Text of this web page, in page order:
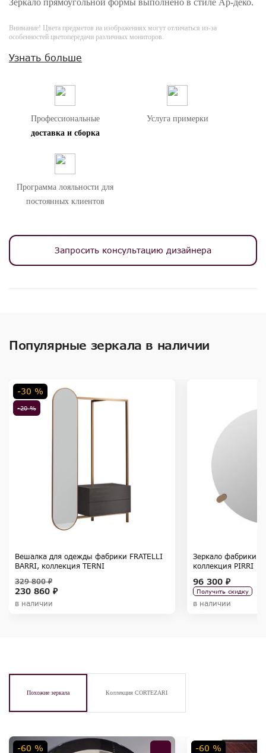
Зеркало прямоугольной формы выполнено в стиле Ар-деко.
Внимание! Цвета предметов на изображениях могут отличаться из-за
особенностей цветопередачи различных мониторов.
Узнать больше
Профессиональные
доставка и сборка
Услуга примерки
Программа лояльности для
постоянных клиентов
Запросить консультацию дизайнера
Популярные зеркала в наличии
-20 %
-30 %
Вешалка для одежды фабрики FRATELLI
BARRI, коллекция TERNI
230 860 ₽
329 800 ₽
в наличии
Зеркало фабрики
коллекция PIRRI
96 300 ₽
Получить скидку
в наличии
Похожие зеркала Коллекция CORTEZARI
-60 % -60 %